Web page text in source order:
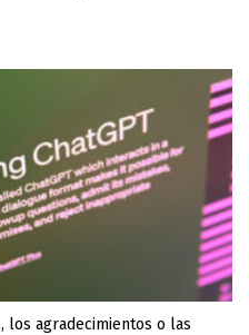
los agradecimientos o las